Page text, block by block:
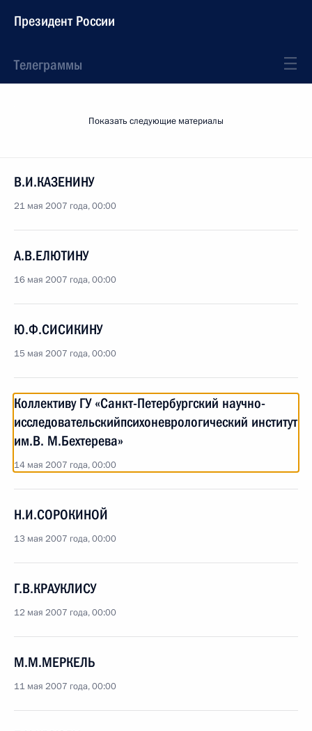
Президент России
Телеграммы
Показать следующие материалы
В.И.КАЗЕНИНУ
21 мая 2007 года, 00:00
А.В.ЕЛЮТИНУ
16 мая 2007 года, 00:00
Ю.Ф.СИСИКИНУ
15 мая 2007 года, 00:00
Коллективу ГУ «Санкт-Петербургский научно-
исследовательскийпсихоневрологический институт
им.В. М.Бехтерева»
14 мая 2007 года, 00:00
Н.И.СОРОКИНОЙ
13 мая 2007 года, 00:00
Г.В.КРАУКЛИСУ
12 мая 2007 года, 00:00
М.М.МЕРКЕЛЬ
11 мая 2007 года, 00:00